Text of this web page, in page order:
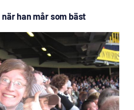
när han mår som bäst